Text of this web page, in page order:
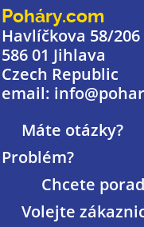
Poháry.com
Havlíčkova 58/206
586 01 Jihlava
Czech Republic
email:
Máte otázky?
Problém?
Chcete
Volejte